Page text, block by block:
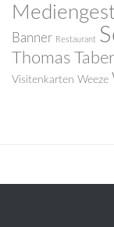
Banner Restaurant
Thomas
Visitenkarten Weeze